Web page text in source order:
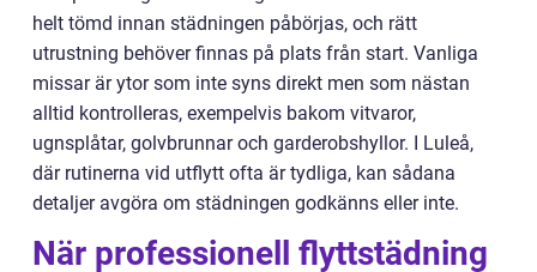
helt tömd innan städningen påbörjas, och rätt
utrustning behöver finnas på plats från start. Vanliga
missar är ytor som inte syns direkt men som nästan
alltid kontrolleras, exempelvis bakom vitvaror,
ugnsplåtar, golvbrunnar och garderobshyllor. I Luleå,
där rutinerna vid utflytt ofta är tydliga, kan sådana
detaljer avgöra om städningen godkänns eller inte.
När professionell flyttstädning